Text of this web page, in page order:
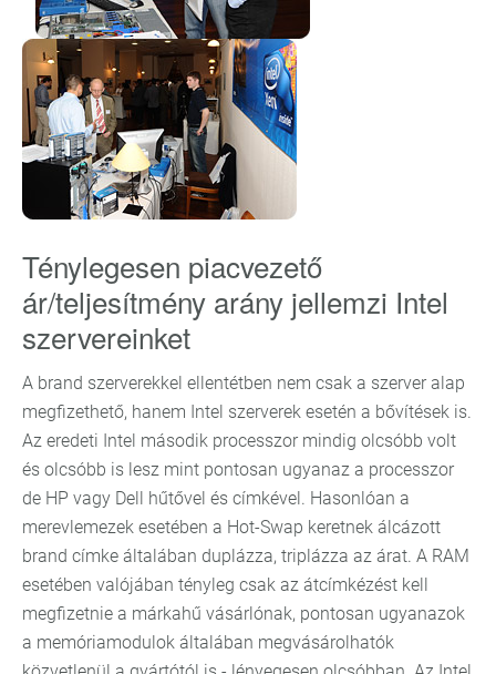
Ténylegesen piacvezető
ár/teljesítmény arány jellemzi Intel
szervereinket
A brand szerverekkel ellentétben nem csak a szerver alap
megfizethető, hanem Intel szerverek esetén a bővítések is.
Az eredeti Intel második processzor mindig olcsóbb volt
és olcsóbb is lesz mint pontosan ugyanaz a processzor
de HP vagy Dell hűtővel és címkével. Hasonlóan a
merevlemezek esetében a Hot-Swap keretnek álcázott
brand címke általában duplázza, triplázza az árat. A RAM
esetében valójában tényleg csak az átcímkézést kell
megfizetnie a márkahű vásárlónak, pontosan ugyanazok
a memóriamodulok általában megvásárolhatók